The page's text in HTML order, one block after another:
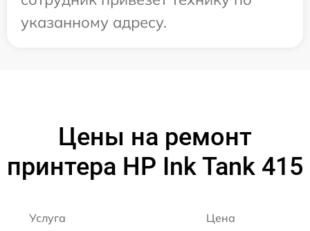
указанному адресу.
Цены на ремонт
принтера HP Ink Tank 415
Услуга Цена